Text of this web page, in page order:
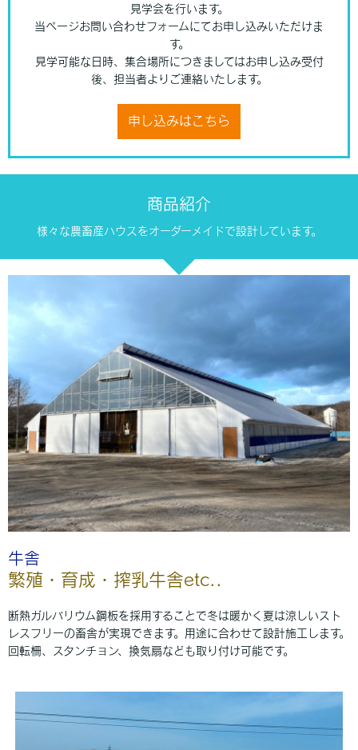
見学会を行います。
当ページお問い合わせフォームにてお申し込みいただけま
す。
見学可能な日時、集合場所につきましてはお申し込み受付
後、担当者よりご連絡いたします。
申し込みはこちら
商品紹介
様々な農畜産ハウスをオーダーメイドで設計しています。
牛舎
繁殖・育成・搾乳牛舎etc..
断熱ガルバリウム鋼板を採用することで冬は暖かく夏は涼しいスト
レスフリーの畜舎が実現できます。用途に合わせて設計施工します。
回転柵、スタンチョン、換気扇なども取り付け可能です。